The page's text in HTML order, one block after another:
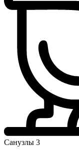
Санузлы 3